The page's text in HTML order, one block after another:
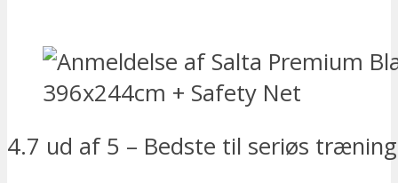
4.7 ud af 5 – Bedste til seriøs træning